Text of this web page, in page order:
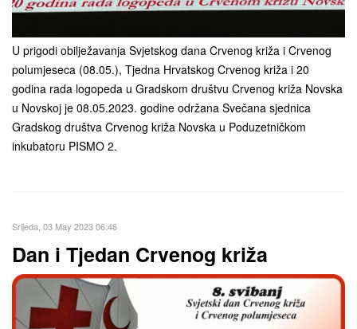
U prigodi obilježavanja Svjetskog dana Crvenog križa i Crvenog
polumjeseca (08.05.), Tjedna Hrvatskog Crvenog križa i 20
godina rada logopeda u Gradskom društvu Crvenog križa Novska
u Novskoj je 08.05.2023. godine održana Svečana sjednica
Gradskog društva Crvenog križa Novska u Poduzetničkom
inkubatoru PISMO 2.
Srijeda, 03 May 2023 06:46
Dan i Tjedan Crvenog križa